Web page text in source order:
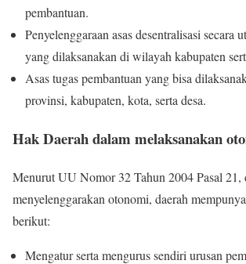
pembantuan.
Penyelenggaraan asas desentralisasi secara
yang dilaksanakan di wilayah kabupaten
Asas tugas pembantuan yang bisa
provinsi, kabupaten, kota, serta desa.
Hak Daerah dalam melaksanakan
Menurut UU Nomor 32 Tahun 2004 Pasal 21,
menyelenggarakan otonomi, daerah
berikut:
Mengatur serta mengurus sendiri urusan